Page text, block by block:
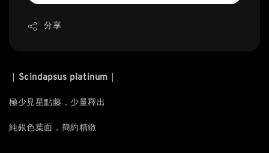
分享
Scindapsus platinum
極少見星點藤，少量釋出
純銀色葉面，簡約精緻